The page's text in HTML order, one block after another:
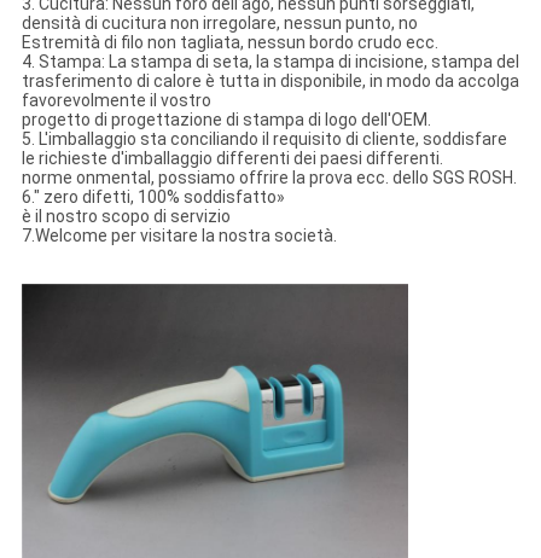
3. Cucitura: Nessun foro dell'ago, nessun punti sorseggiati,
densità di cucitura non irregolare, nessun punto, no
Estremità di filo non tagliata, nessun bordo crudo ecc.
4. Stampa: La stampa di seta, la stampa di incisione, stampa del
trasferimento di calore è tutta in disponibile, in modo da accolga
favorevolmente il vostro
progetto di progettazione di stampa di logo dell'OEM.
5. L'imballaggio sta conciliando il requisito di cliente, soddisfare
le richieste d'imballaggio differenti dei paesi differenti.
norme onmental, possiamo offrire la prova ecc. dello SGS ROSH.
6." zero difetti, 100% soddisfatto»
è il nostro scopo di servizio
7.Welcome per visitare la nostra società.